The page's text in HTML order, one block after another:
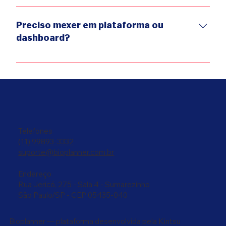
Você pode pedir a remoção do seu perfil do mapa digital
Preciso mexer em plataforma ou
dashboard?
Não. Toda a inteligência está por trás. Você apenas se
Telefones
(11) 99893-3332
suporte@bioplanner.com.br
Endereço
Rua Jericó, 275 - Sala 4 - Sumarezinho
São Paulo/SP - CEP 05435-040
Bioplanner — plataforma desenvolvida pela Kintsu